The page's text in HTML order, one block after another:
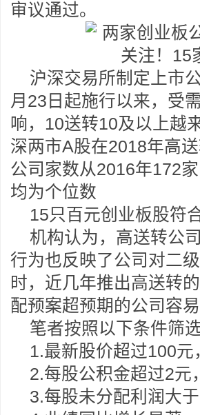
审议通过。
沪深交易所制定上市
月23日起施行以来，受
响，10送转10及以上越
深两市A股在2018年高
公司家数从2016年172
均为个位数
15只百元创业板股符
机构认为，高送转公
行为也反映了公司对二
时，近几年推出高送转
配预案超预期的公司容
笔者按照以下条件筛
1.最新股价超过100元
2.每股公积金超过2元，
3.每股未分配利润大于